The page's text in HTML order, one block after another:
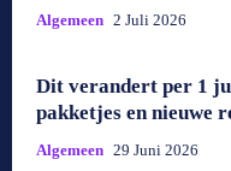
Algemeen 2 Juli 2026
Dit verandert per 1
pakketjes en nieuwe
Algemeen 29 Juni 2026